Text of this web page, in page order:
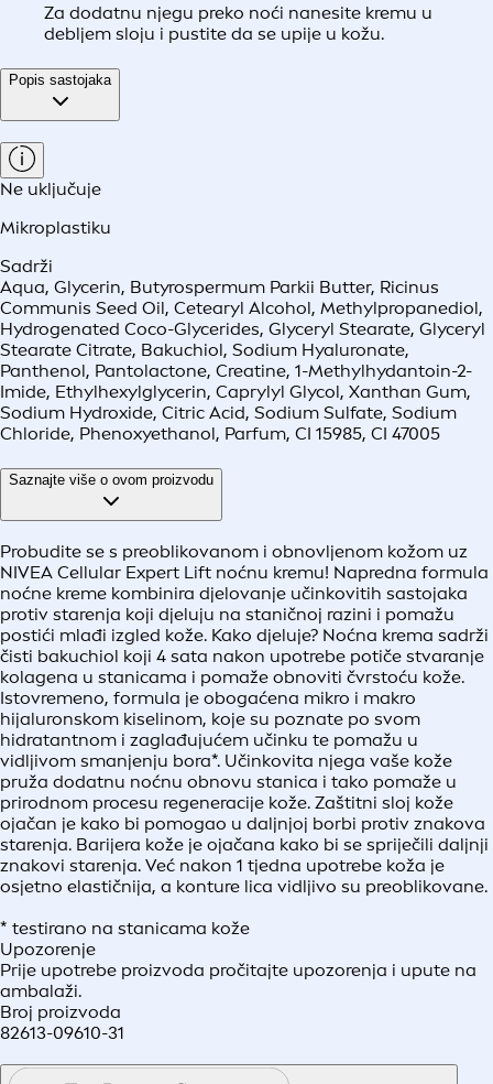
Za dodatnu njegu preko noći nanesite kremu u
debljem sloju i pustite da se upije u kožu.
Popis sastojaka
Ne uključuje
Mikroplastiku
Sadrži
Aqua, Glycerin, Butyrospermum Parkii Butter, Ricinus
Communis Seed Oil, Cetearyl Alcohol, Methylpropanediol,
Hydrogenated Coco-Glycerides, Glyceryl Stearate, Glyceryl
Stearate Citrate, Bakuchiol, Sodium Hyaluronate,
Panthenol, Pantolactone, Creatine, 1-Methylhydantoin-2-
Imide, Ethylhexylglycerin, Caprylyl Glycol, Xanthan Gum,
Sodium Hydroxide, Citric Acid, Sodium Sulfate, Sodium
Chloride, Phenoxyethanol, Parfum, CI 15985, CI 47005
Saznajte više o ovom proizvodu
Probudite se s preoblikovanom i obnovljenom kožom uz
NIVEA Cellular Expert Lift noćnu kremu! Napredna formula
noćne kreme kombinira djelovanje učinkovitih sastojaka
protiv starenja koji djeluju na staničnoj razini i pomažu
postići mlađi izgled kože. Kako djeluje? Noćna krema sadrži
čisti bakuchiol koji 4 sata nakon upotrebe potiče stvaranje
kolagena u stanicama i pomaže obnoviti čvrstoću kože.
Istovremeno, formula je obogaćena mikro i makro
hijaluronskom kiselinom, koje su poznate po svom
hidratantnom i zaglađujućem učinku te pomažu u
vidljivom smanjenju bora*. Učinkovita njega vaše kože
pruža dodatnu noćnu obnovu stanica i tako pomaže u
prirodnom procesu regeneracije kože. Zaštitni sloj kože
ojačan je kako bi pomogao u daljnjoj borbi protiv znakova
starenja. Barijera kože je ojačana kako bi se spriječili daljnji
znakovi starenja. Već nakon 1 tjedna upotrebe koža je
osjetno elastičnija, a konture lica vidljivo su preoblikovane.
* testirano na stanicama kože
Upozorenje
Prije upotrebe proizvoda pročitajte upozorenja i upute na
ambalaži.
Broj proizvoda
82613-09610-31